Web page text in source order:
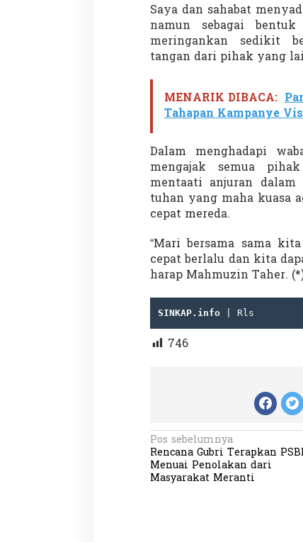
Saya dan sahabat
namun sebagai
meringankan sedikit
tangan dari pihak yang
MENARIK DIBACA:
Tahapan Kampanye
Dalam menghadapi
mengajak semua
mentaati anjuran dalam
tuhan yang maha kuasa
cepat mereda.
“Mari bersama sama
cepat berlalu dan kita
harap Mahmuzin Taher.
SINKAP.info | Rls
746
N
a
v
Pos sebelumnya
Rencana Gubri Terapkan
Menuai Penolakan dari
Masyarakat Meranti